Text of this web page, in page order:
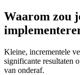
Waarom zou
Kleine, incrementele
significante resultaten
van onderaf.